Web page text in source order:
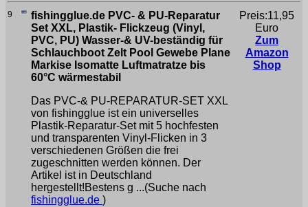
9
fishingglue.de PVC- & PU-Reparatur
Set XXL, Plastik- Flickzeug (Vinyl,
PVC, PU) Wasser-& UV-beständig für
Schlauchboot Zelt Pool Gewebe Plane
Markise Isomatte Luftmatratze bis
60°C wärmestabil
Das PVC-& PU-REPARATUR-SET XXL
von fishingglue ist ein universelles
Plastik-Reparatur-Set mit 5 hochfesten
und transparenten Vinyl-Flicken in 3
verschiedenen Größen die frei
zugeschnitten werden können. Der
Artikel ist in Deutschland
hergestellt!Bestens g ...(Suche nach
fishingglue.de )
Preis:11,95
Euro
Zum
Amazon
Shop